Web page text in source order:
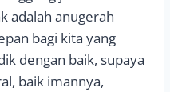
adalah anugerah
bagi kita yang
dengan baik, supaya
baik imannya,